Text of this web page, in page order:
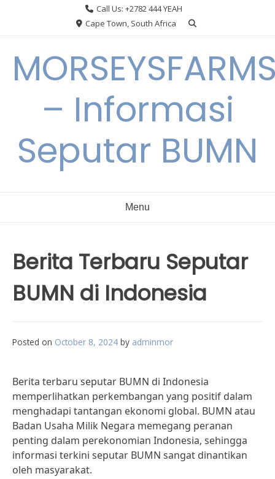
Call Us: +2782 444 YEAH
Cape Town, South Africa
– Informasi
Seputar BUMN
Menu
Berita Terbaru Seputar
BUMN di Indonesia
Posted on October 8, 2024 by adminmor
Berita terbaru seputar BUMN di Indonesia
memperlihatkan perkembangan yang positif dalam
menghadapi tantangan ekonomi global. BUMN atau
Badan Usaha Milik Negara memegang peranan
penting dalam perekonomian Indonesia, sehingga
informasi terkini seputar BUMN sangat dinantikan
oleh masyarakat.